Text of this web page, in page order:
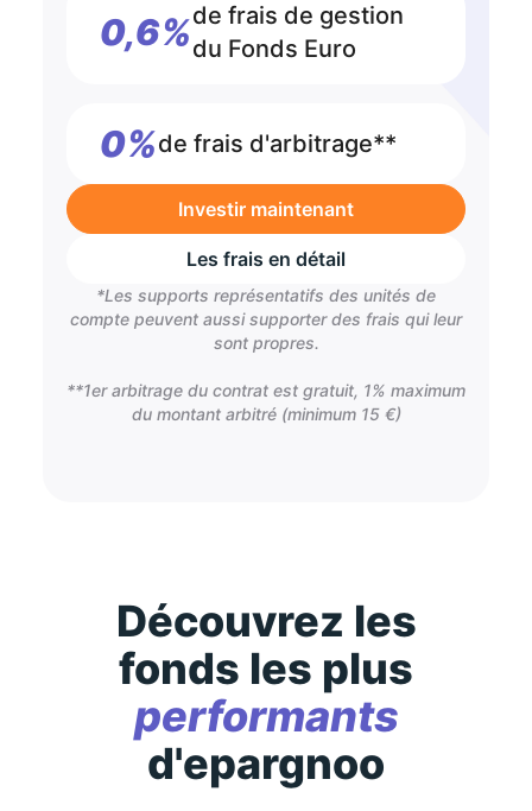
0,6%de frais de gestion
du Fonds Euro
0%de frais d'arbitrage**
Investir maintenant
Les frais en détail
*Les supports représentatifs des unités de
compte peuvent aussi supporter des frais qui leur
sont propres.
**1er arbitrage du contrat est gratuit, 1% maximum
du montant arbitré (minimum 15 €)
Découvrez les
fonds les plus
performants
d'epargnoo